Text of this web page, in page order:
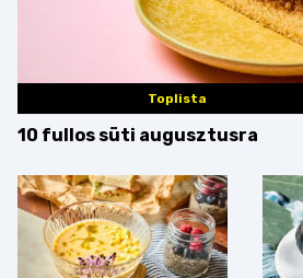
Toplista
10 fullos süti augusztusra